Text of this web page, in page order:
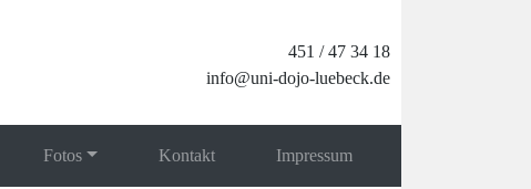
451 / 47 34 18
info@uni-dojo-luebeck.de
Fotos Kontakt Impressum